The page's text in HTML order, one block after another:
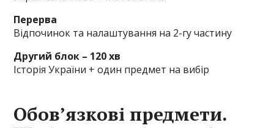
Перерва
Відпочинок та налаштування на 2-гу частину
Другий блок – 120 хв
Історія України + один предмет на вибір
Обов’язкові предмети.